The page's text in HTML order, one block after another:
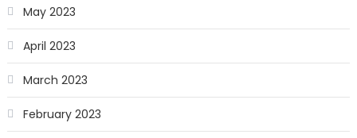
May 2023
April 2023
March 2023
February 2023